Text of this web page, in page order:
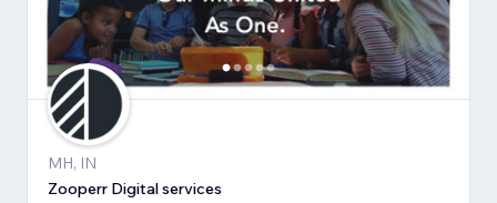
MH, IN
Zooperr Digital services